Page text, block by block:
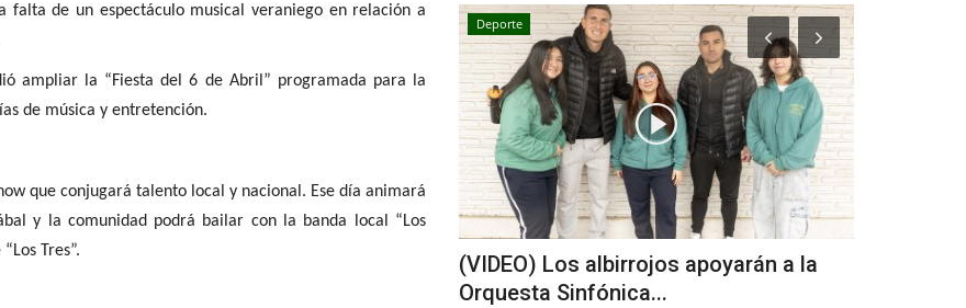
de un espectáculo musical veraniego en relación a
ampliar la “Fiesta del 6 de Abril” programada para la
de música y entretención.
que conjugará talento local y nacional. Ese día animará
y la comunidad podrá bailar con la banda local “Los
Tres”.
Policial
(IMÁGENES SENSIBLES) Joven se
Deporte
(VIDEO) Los albirrojos apoyarán a la
Orquesta Sinfónica...